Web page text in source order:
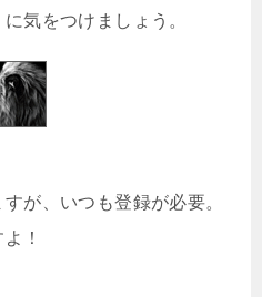
気をつけましょう。
が、いつも登録が必要。
！